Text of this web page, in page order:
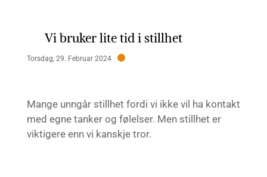
Vi bruker lite tid i stillhet
Torsdag, 29. Februar 2024
Mange unngår stillhet fordi vi ikke vil ha kontakt
med egne tanker og følelser. Men stillhet er
viktigere enn vi kanskje tror.